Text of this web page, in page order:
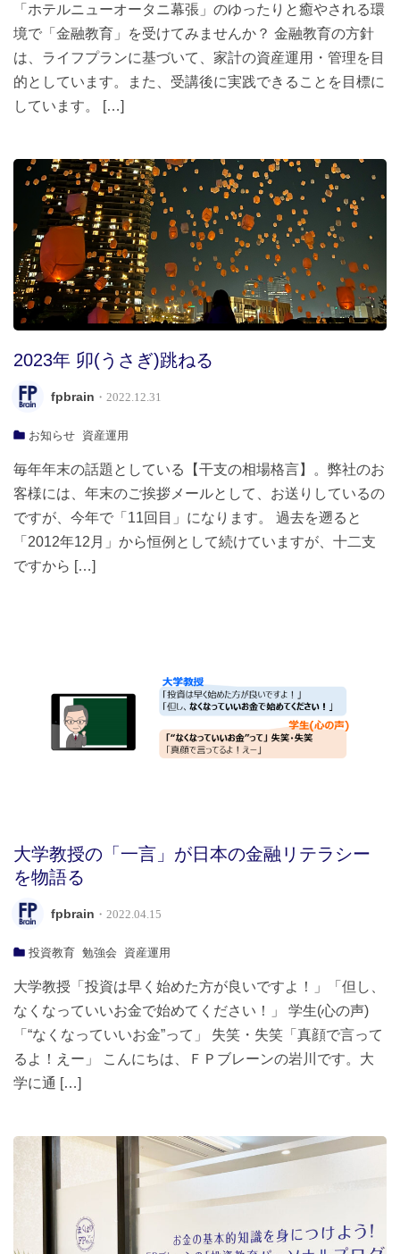
「ホテルニューオータニ幕張」のゆったりと癒やされる環
境で「金融教育」を受けてみませんか？ 金融教育の方針
は、ライフプランに基づいて、家計の資産運用・管理を目
的としています。また、受講後に実践できることを目標に
しています。 […]
2023年 卯(うさぎ)跳ねる
fpbrain ・2022.12.31
お知らせ 資産運用
毎年年末の話題としている【干支の相場格言】。弊社のお
客様には、年末のご挨拶メールとして、お送りしているの
ですが、今年で「11回目」になります。 過去を遡ると
「2012年12月」から恒例として続けていますが、十二支
ですから […]
大学教授の「一言」が日本の金融リテラシー
を物語る
fpbrain ・2022.04.15
投資教育 勉強会 資産運用
大学教授「投資は早く始めた方が良いですよ！」「但し、
なくなっていいお金で始めてください！」 学生(心の声)
「“なくなっていいお金”って」 失笑・失笑「真顔で言って
るよ！えー」 こんにちは、ＦＰブレーンの岩川です。大
学に通 […]